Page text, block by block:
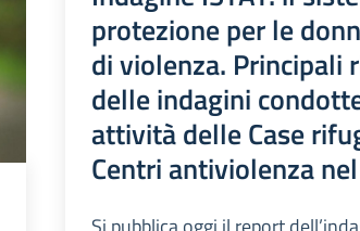
protezione per le
di violenza. Principali
delle indagini
attività delle Case
Centri antiviolenza